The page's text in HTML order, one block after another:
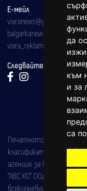
да
към
и за
са
Е-мейл
viaranews@gmail.com
balgarkanews@gmail.com
viara_reklama@mail.bg
Следвайте ни:
Печатното издание на
класификатор на
агенция за ISSN) под
"АВС КО" ООД е
всекидневник на